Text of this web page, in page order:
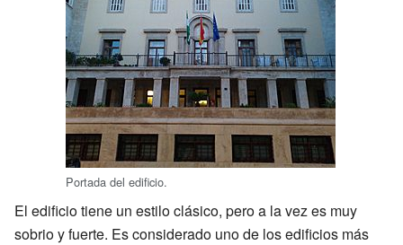
Portada del edificio.
El edificio tiene un estilo clásico, pero a la vez es muy
sobrio y fuerte. Es considerado uno de los edificios más